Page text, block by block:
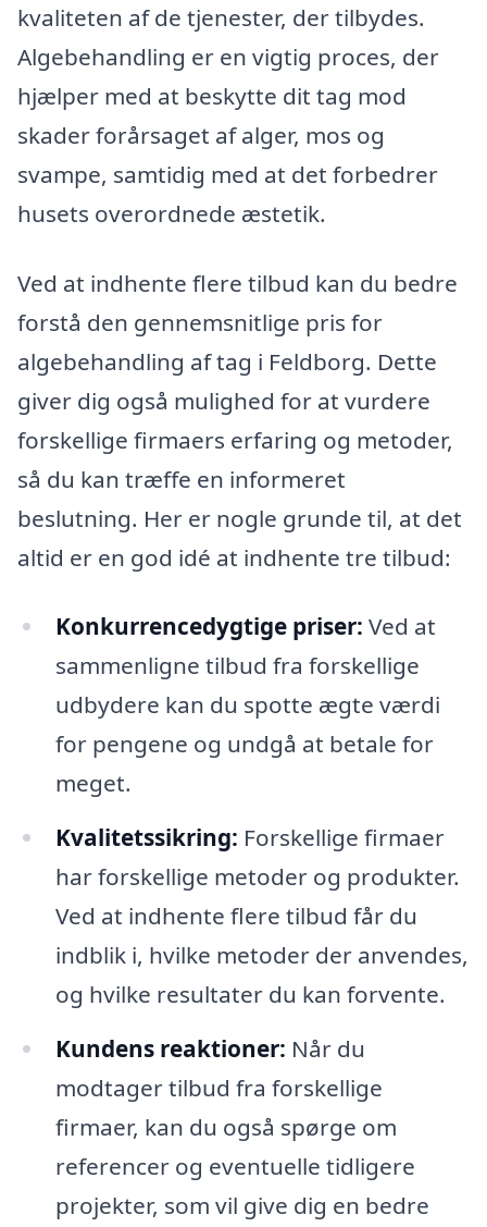
kvaliteten af de tjenester, der tilbydes.
Algebehandling er en vigtig proces, der
hjælper med at beskytte dit tag mod
skader forårsaget af alger, mos og
svampe, samtidig med at det forbedrer
husets overordnede æstetik.
Ved at indhente flere tilbud kan du bedre
forstå den gennemsnitlige pris for
algebehandling af tag i Feldborg. Dette
giver dig også mulighed for at vurdere
forskellige firmaers erfaring og metoder,
så du kan træffe en informeret
beslutning. Her er nogle grunde til, at det
altid er en god idé at indhente tre tilbud:
Konkurrencedygtige priser: Ved at
sammenligne tilbud fra forskellige
udbydere kan du spotte ægte værdi
for pengene og undgå at betale for
meget.
Kvalitetssikring: Forskellige firmaer
har forskellige metoder og produkter.
Ved at indhente flere tilbud får du
indblik i, hvilke metoder der anvendes,
og hvilke resultater du kan forvente.
Kundens reaktioner: Når du
modtager tilbud fra forskellige
firmaer, kan du også spørge om
referencer og eventuelle tidligere
projekter, som vil give dig en bedre